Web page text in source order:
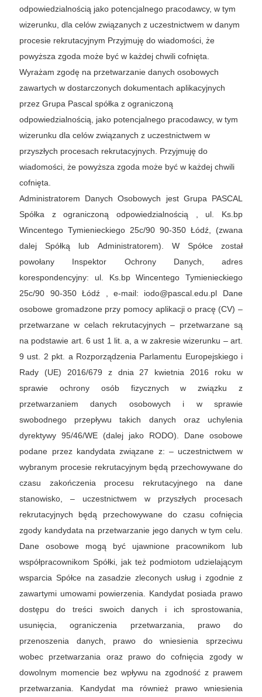
odpowiedzialnością jako potencjalnego pracodawcy, w tym
wizerunku, dla celów związanych z uczestnictwem w danym
procesie rekrutacyjnym Przyjmuję do wiadomości, że
powyższa zgoda może być w każdej chwili cofnięta.
Wyrażam zgodę na przetwarzanie danych osobowych
zawartych w dostarczonych dokumentach aplikacyjnych
przez Grupa Pascal spółka z ograniczoną
odpowiedzialnością, jako potencjalnego pracodawcy, w tym
wizerunku dla celów związanych z uczestnictwem w
przyszłych procesach rekrutacyjnych. Przyjmuję do
wiadomości, że powyższa zgoda może być w każdej chwili
cofnięta.
Administratorem Danych Osobowych jest Grupa PASCAL
Spółka z ograniczoną odpowiedzialnością , ul. Ks.bp
Wincentego Tymienieckiego 25c/90 90-350 Łódź, (zwana
dalej Spółką lub Administratorem). W Spółce został
powołany Inspektor Ochrony Danych, adres
korespondencyjny: ul. Ks.bp Wincentego Tymienieckiego
25c/90 90-350 Łódź , e-mail: iodo@pascal.edu.pl Dane
osobowe gromadzone przy pomocy aplikacji o pracę (CV) –
przetwarzane w celach rekrutacyjnych – przetwarzane są
na podstawie art. 6 ust 1 lit. a, a w zakresie wizerunku – art.
9 ust. 2 pkt. a Rozporządzenia Parlamentu Europejskiego i
Rady (UE) 2016/679 z dnia 27 kwietnia 2016 roku w
sprawie ochrony osób fizycznych w związku z
przetwarzaniem danych osobowych i w sprawie
swobodnego przepływu takich danych oraz uchylenia
dyrektywy 95/46/WE (dalej jako RODO). Dane osobowe
podane przez kandydata związane z: – uczestnictwem w
wybranym procesie rekrutacyjnym będą przechowywane do
czasu zakończenia procesu rekrutacyjnego na dane
stanowisko, – uczestnictwem w przyszłych procesach
rekrutacyjnych będą przechowywane do czasu cofnięcia
zgody kandydata na przetwarzanie jego danych w tym celu.
Dane osobowe mogą być ujawnione pracownikom lub
współpracownikom Spółki, jak też podmiotom udzielającym
wsparcia Spółce na zasadzie zleconych usług i zgodnie z
zawartymi umowami powierzenia. Kandydat posiada prawo
dostępu do treści swoich danych i ich sprostowania,
usunięcia, ograniczenia przetwarzania, prawo do
przenoszenia danych, prawo do wniesienia sprzeciwu
wobec przetwarzania oraz prawo do cofnięcia zgody w
dowolnym momencie bez wpływu na zgodność z prawem
przetwarzania. Kandydat ma również prawo wniesienia